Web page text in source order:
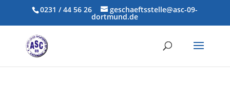
0231 / 44 56 26 geschaeftsstelle@asc-09-
dortmund.de